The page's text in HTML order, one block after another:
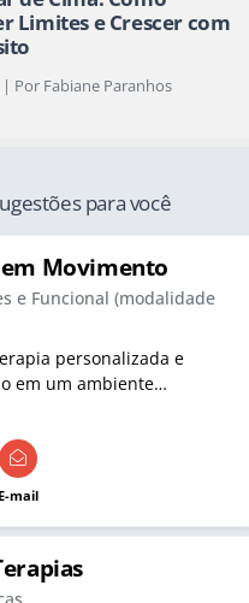
Limites e Crescer com
Por Fabiane Paranhos
para você
Movimento
e Funcional (modalidade
personalizada e
em um ambiente
sua melhor versão.
E-mail